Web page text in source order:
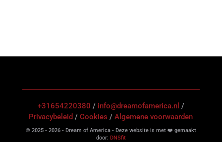
+31654220380 / info@dreamofamerica.nl /
Privacybeleid /Cookies /Algemene voorwaarden
© 2025 - 2026 - Dream of America - Deze website is met ❤️ gemaakt
door: DNSfit